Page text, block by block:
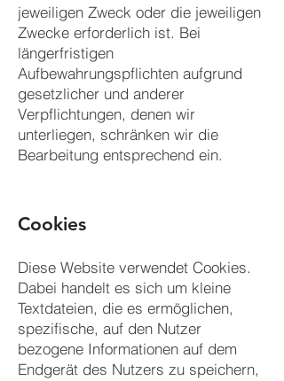
jeweiligen Zweck oder die jeweiligen
Zwecke erforderlich ist. Bei
längerfristigen
Aufbewahrungspflichten aufgrund
gesetzlicher und anderer
Verpflichtungen, denen wir
unterliegen, schränken wir die
Bearbeitung entsprechend ein.
Cookies
Diese Website verwendet Cookies.
Dabei handelt es sich um kleine
Textdateien, die es ermöglichen,
spezifische, auf den Nutzer
bezogene Informationen auf dem
Endgerät des Nutzers zu speichern,